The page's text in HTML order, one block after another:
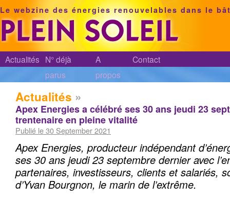
Le webzine des énergies renouvelables dans le
Actualités N° déjà
parus
A
propos
Contact
Actualités »
Apex Energies a célébré ses 30 ans jeudi 23
trentenaire en pleine vitalité
Publié le 30 September 2021
Apex Energies, producteur indépendant
ses 30 ans jeudi 23 septembre dernier avec
partenaires, investisseurs, clients et salariés,
d’Yvan Bourgnon, le marin de l’extrême.